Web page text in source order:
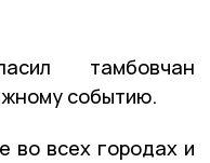
тамбовчан
событию.
во всех городах и